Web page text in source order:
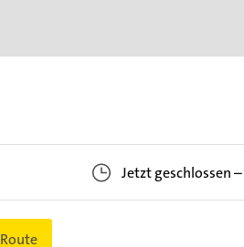
Jetzt geschlossen–
Route